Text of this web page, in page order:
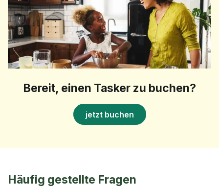
Bereit, einen Tasker zu buchen?
jetzt buchen
Häufig gestellte Fragen